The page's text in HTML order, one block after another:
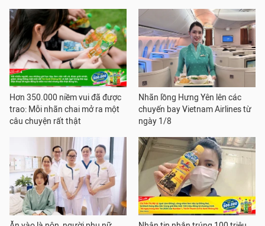
Hơn 350.000 niềm vui đã được
trao: Mỗi nhãn chai mở ra một
câu chuyện rất thật
Nhãn lồng Hưng Yên lên các
chuyến bay Vietnam Airlines từ
ngày 1/8